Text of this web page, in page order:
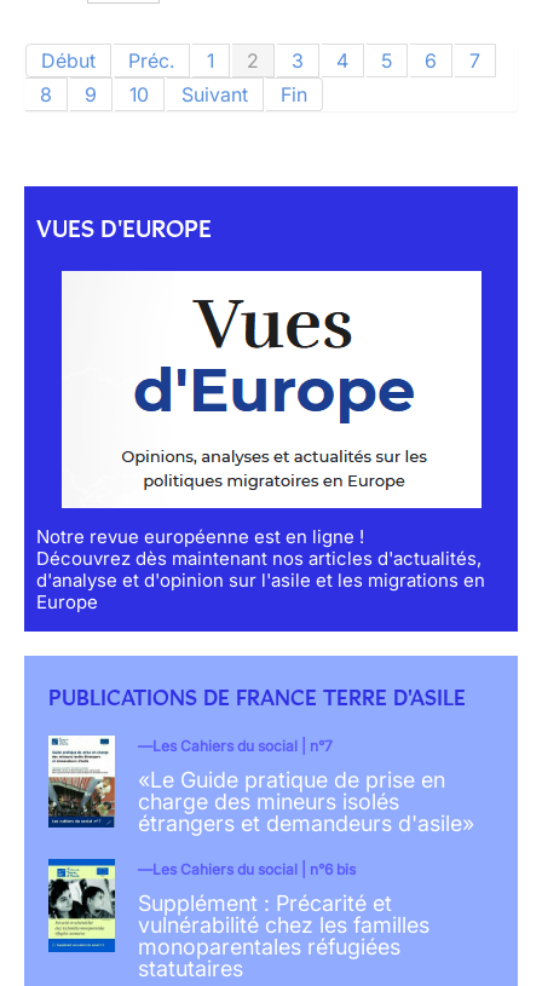
Début Préc. 1 2 3 4 5 6
7
8
9 10 Suivant Fin
VUES D'EUROPE
Notre revue européenne est en ligne !
Découvrez dès maintenant nos articles d'actualités,
d'analyse et d'opinion sur l'asile et les migrations en
Europe
PUBLICATIONS DE FRANCE TERRE D'ASILE
Les Cahiers du social | n°7
«Le Guide pratique de prise en
charge des mineurs isolés
étrangers et demandeurs d'asile»
Les Cahiers du social | n°6 bis
Supplément : Précarité et
vulnérabilité chez les familles
monoparentales réfugiées
statutaires